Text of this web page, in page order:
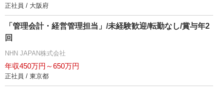
正社員 / 大阪府
「管理会計・経営管理担当」/未経験歓迎/転勤なし/賞与年2
回
NHN JAPAN株式会社
年収450万円～650万円
正社員 / 東京都